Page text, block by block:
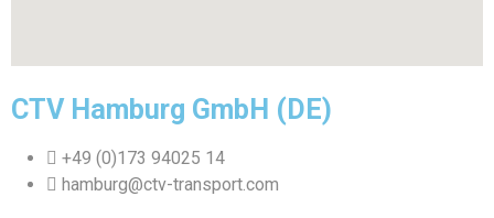
CTV Hamburg GmbH (DE)
+49 (0)173 94025 14
hamburg@ctv-transport.com